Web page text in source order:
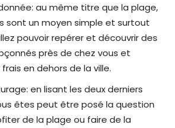
au même titre que la plage,
sont un moyen simple et surtout
pouvoir repérer et découvrir des
près de chez vous et
en dehors de la ville.
en lisant les deux derniers
êtes peut être posé la question
de la plage ou faire de la